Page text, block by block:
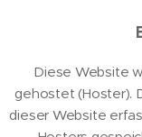
Diese Website
gehostet (Hoster).
dieser Website